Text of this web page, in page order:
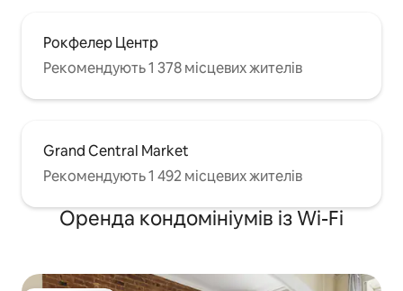
Рокфелер Центр
Рекомендують 1 378 місцевих жителів
Grand Central Market
Рекомендують 1 492 місцевих жителів
Оренда кондомініумів із Wi-Fi